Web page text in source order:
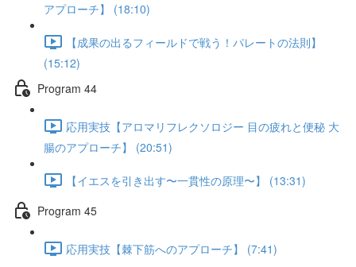
アプローチ】 (18:10)
【成果の出るフィールドで戦う！パレートの法則】
(15:12)
Program 44
応用実技【アロマリフレクソロジー 目の疲れと便秘 大
腸のアプローチ】 (20:51)
【イエスを引き出す〜一貫性の原理〜】 (13:31)
Program 45
応用実技【棘下筋へのアプローチ】 (7:41)